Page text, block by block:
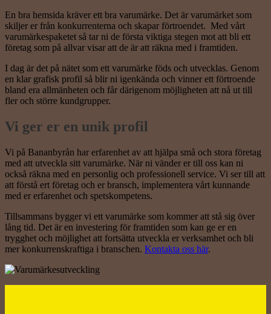
En bra hemsida kräver ett bra varumärke. Det är varumärket som
skiljer er från konkurrenterna och skapar förtroendet. Med vårt
varumärkespaketet så tar ni de första viktiga stegen mot att bli ett
företag som på allvar visar att de är att räkna med i framtiden.
I dag är det på nätet som ett varumärke föds och utvecklas. Genom
en klar grafisk profil så blir ni igenkända och vinner ett förtroende
bland era allmänheten och får därigenom möjligheten att nå ut till
fler och större kundgrupper.
Vi ger er en unik profil
Vi på Bananbyrån har erfarenhet av att hjälpa små och stora företag
med att utveckla sitt varumärke. När ni vänder er till oss kan ni
också räkna med en personlig och professionell service. Vi ser till att
att förstå ert företag och er bransch, implementera vårt kunnande
med er erfarenhet och spetskompetens.
Tillsammans bygger vi ett varumärke som kommer att stå sig över
lång tid. Det är en investering för framtiden som kan ge er en
trygghet och möjlighet att fortsätta utveckla er verksamhet och bli
mer konkurrenskraftiga i branschen. Kontakta oss här.